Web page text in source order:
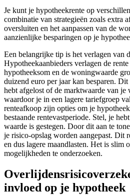
Je kunt je hypotheekrente op
combinatie van strategieën zoals extra
oversluiten en het aanpassen van de
aanzienlijke besparingen op je
Een belangrijke tip is het verlagen van
Hypotheekaanbieders verlagen de
hypotheeksom en de woningwaarde
duizend euro per jaar kan besparen.
hebt afgelost of de marktwaarde van je
waardoor je in een lagere tariefgroep
renteafkoop zijn opties om je
bestaande rentevastperiode. Stel, je
waarde is gestegen. Door dit aan te
je risico-opslag worden aangepast. Dit
en dus lagere maandlasten. Het is slim
mogelijkheden te onderzoeken.
invloed op je hypotheek